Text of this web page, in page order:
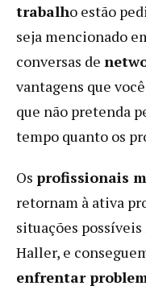
trabalho estão
seja mencionado
conversas de
vantagens que
que não pretenda
tempo quanto os
Os profissionais
retornam à ativa
situações
Haller, e
enfrentar